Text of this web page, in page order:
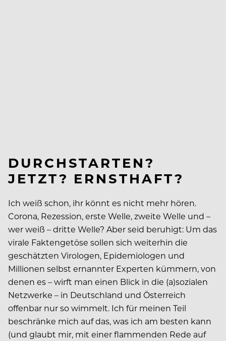
DURCHSTARTEN?
JETZT? ERNSTHAFT?
Ich weiß schon, ihr könnt es nicht mehr hören.
Corona, Rezession, erste Welle, zweite Welle und –
wer weiß – dritte Welle? Aber seid beruhigt: Um das
virale Faktengetöse sollen sich weiterhin die
geschätzten Virologen, Epidemiologen und
Millionen selbst ernannter Experten kümmern, von
denen es – wirft man einen Blick in die (a)sozialen
Netzwerke – in Deutschland und Österreich
offenbar nur so wimmelt. Ich für meinen Teil
beschränke mich auf das, was ich am besten kann
(und glaubt mir, mit einer flammenden Rede auf